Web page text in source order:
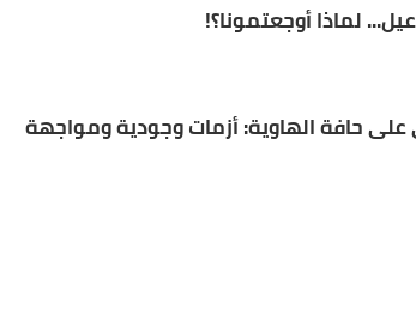
لماذا أوجعتمونا؟!
على حافة الهاوية: أزمات وجودية ومواجهة